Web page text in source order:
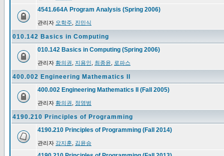
4541.664A Program Analysis (Spring 2006)
관리자 오학주 진민식
010.142 Basics in Computing
010.142 Basics in Computing (Spring 2006)
관리자 황의권 지용인 최종윤 로파스
400.002 Engineering Mathematics II
400.002 Engineering Mathematics II (Fall 2005)
관리자 황의권 정영범
4190.210 Principles of Programming
4190.210 Principles of Programming (Fall 2014)
관리자 강지훈 김윤승